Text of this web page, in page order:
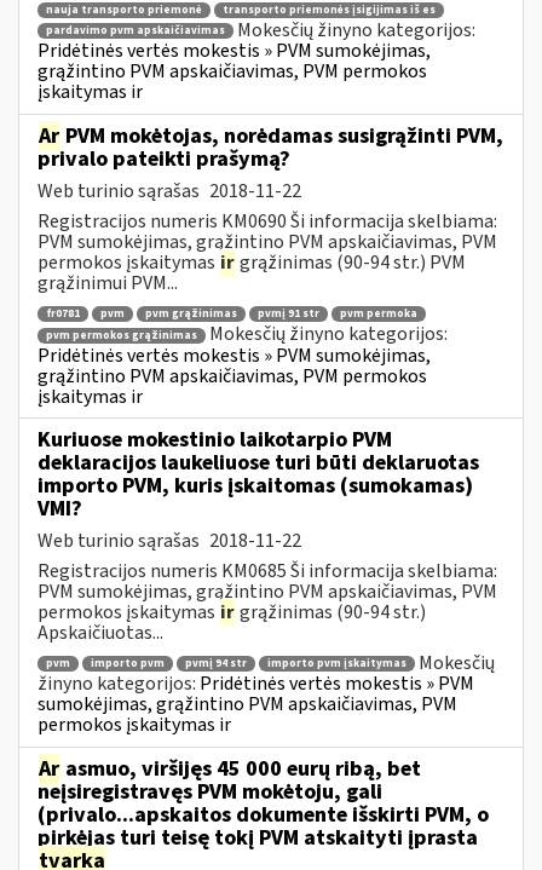
nauja transporto priemonė
transporto priemonės įsigijimas iš es
pardavimo pvm apskaičiavimas
Mokesčių žinyno kategorijos:
Pridėtinės vertės mokestis » PVM sumokėjimas,
grąžintino PVM apskaičiavimas, PVM permokos
įskaitymas ir
Ar PVM mokėtojas, norėdamas susigrąžinti PVM,
privalo pateikti prašymą?
Web turinio sąrašas 2018-11-22
Registracijos numeris KM0690 Ši informacija skelbiama:
PVM sumokėjimas, grąžintino PVM apskaičiavimas, PVM
permokos įskaitymas irgrąžinimas (90-94 str.) PVM
grąžinimui PVM...
fr0781 pvm pvm grąžinimas pvmį 91 str
pvm permoka
pvm permokos grąžinimas
Mokesčių žinyno kategorijos:
Pridėtinės vertės mokestis » PVM sumokėjimas,
grąžintino PVM apskaičiavimas, PVM permokos
įskaitymas ir
Kuriuose mokestinio laikotarpio PVM
deklaracijos laukeliuose turi būti deklaruotas
importo PVM, kuris įskaitomas (sumokamas)
VMI?
Web turinio sąrašas 2018-11-22
Registracijos numeris KM0685 Ši informacija skelbiama:
PVM sumokėjimas, grąžintino PVM apskaičiavimas, PVM
permokos įskaitymas irgrąžinimas (90-94 str.)
Apskaičiuotas...
pvm importo pvm pvmį 94 str importo pvm įskaitymas
Mokesčių
žinyno kategorijos: Pridėtinės vertės mokestis » PVM
sumokėjimas, grąžintino PVM apskaičiavimas, PVM
permokos įskaitymas ir
Ar asmuo, viršijęs 45 000 eurų ribą, bet
neįsiregistravęs PVM mokėtoju, gali
(privalo...apskaitos dokumente išskirti PVM, o
pirkėjas turi teisę tokį PVM atskaityti įprasta
tvarka